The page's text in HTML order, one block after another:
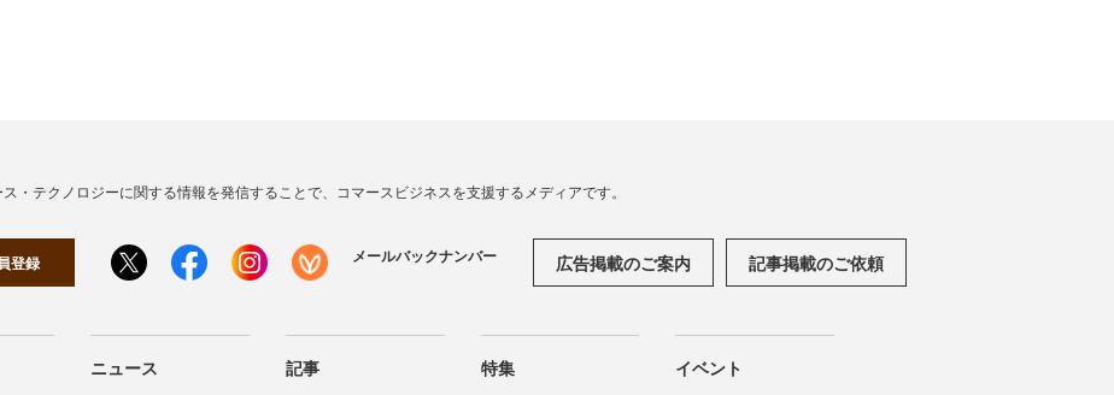
・テクノロジーに関する情報を発信することで、コマースビジネスを支援するメディアです。
登録 メールバックナンバー 広告掲載のご案内 記事掲載のご依頼
ニュース 記事 特集 イベント